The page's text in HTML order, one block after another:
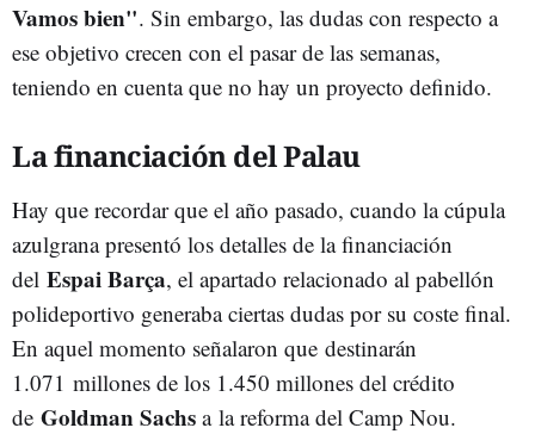
Vamos bien". Sin embargo, las dudas con respecto a
ese objetivo crecen con el pasar de las semanas,
teniendo en cuenta que no hay un proyecto definido.
La financiación del Palau
Hay que recordar que el año pasado, cuando la cúpula
azulgrana presentó los detalles de la financiación
del Espai Barça, el apartado relacionado al pabellón
polideportivo generaba ciertas dudas por su coste final.
En aquel momento señalaron que destinarán
1.071 millones de los 1.450 millones del crédito
de Goldman Sachs ala reforma del Camp Nou.